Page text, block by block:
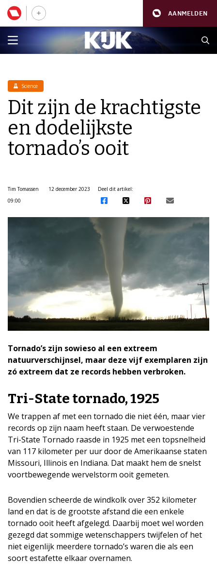
AANMELDEN
Science
Dit zijn de krachtigste
en dodelijkste
tornado’s ooit
Tim Tomassen
12 december 2023
09:00
Deel dit artikel:
Tornado’s zijn sowieso al een extreem
natuurverschijnsel, maar deze vijf exemplaren zijn
zó extreem dat ze records hebben verbroken.
Tri-State tornado, 1925
We trappen af met een tornado die niet één, maar vier
records op zijn naam heeft staan. De verwoestende
Tri-State Tornado raasde in 1925 met een topsnelheid
van 117 kilometer per uur door de Amerikaanse staten
Missouri, Illinois en Indiana. Dat maakt hem de snelst
voortbewegende wervelstorm ooit gemeten.
Bovendien scheerde de windkolk over 352 kilometer
land en dat is de grootste afstand die een enkele
tornado ooit heeft afgelegd. Daarbij moet wel worden
gezegd dat sommige wetenschappers twijfelen of het
niet eigenlijk meerdere tornado’s waren die als een
soort estafette elkaar overnamen.